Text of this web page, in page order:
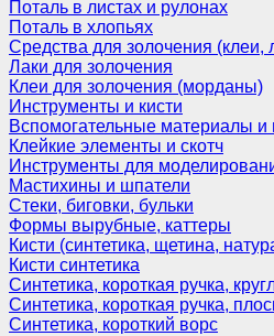
Поталь в листах и рулонах
Поталь в хлопьях
Средства для золочения (клеи,
Лаки для золочения
Клеи для золочения (морданы)
Инструменты и кисти
Вспомогательные материалы и
Клейкие элементы и скотч
Инструменты для
Мастихины и шпатели
Стеки, биговки, бульки
Формы вырубные, каттеры
Кисти (синтетика, щетина,
Кисти синтетика
Синтетика, короткая ручка,
Синтетика, короткая ручка,
Синтетика, короткий ворс